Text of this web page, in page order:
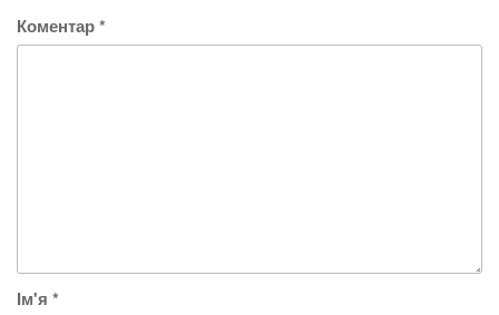
Коментар*
Ім'я *